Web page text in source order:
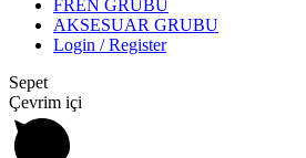
FREN GRUBU
AKSESUAR GRUBU
Login / Register
Sepet
Çevrim içi